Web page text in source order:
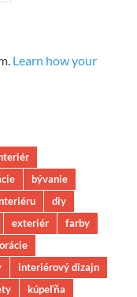
Learn how your
bývanie
diy
exteriér
farby
interiérový dizajn
kúpeľňa